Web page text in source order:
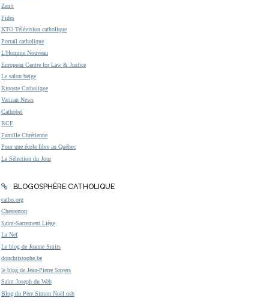
Zenit
Fides
KTO Télévision catholique
Portail catholique
L'Homme Nouveau
European Centre for Law & Justice
Le salon beige
Riposte Catholique
Vatican News
Cathobel
RCF
Famille Chrétienne
Pour une école libre au Québec
La Sélection du Jour
BLOGOSPHÈRE CATHOLIQUE
catho.org
Chesterton
Saint-Sacrement Liège
La Nef
Le blog de Jeanne Smits
donchristophe.be
le blog de Jean-Pierre Snyers
Saint Joseph du Web
Blog du Père Simon Noël osb